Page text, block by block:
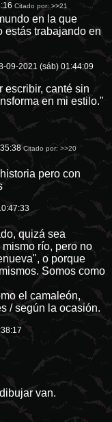
Citado por:>>21
en la que
estás trabajando en
09-2021 (sáb) 01:44:09
escribir, canté sin
en mi estilo."
Citado por:>>20
pero con
quizá sea
río, pero no
o porque
Somos como
el camaleón,
/ según la ocasión.
van.